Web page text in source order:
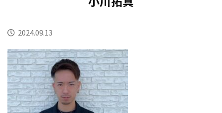
Store
Webストア
Recruit
求人情報
2024.09.13